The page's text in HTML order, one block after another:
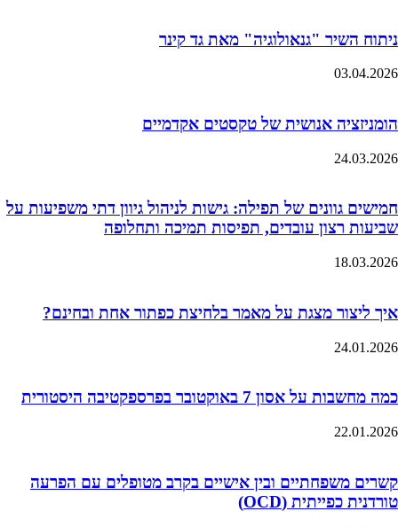
ניתוח השיר "גנאולוגיה" מאת גד קינר
03.04.2026
הומניזציה אנושית של טקסטים אקדמיים
24.03.2026
חמישים גוונים של תפילה: גישות לניהול גיוון דתי משפיעות על
שביעות רצון עובדים, תפיסות תמיכה ותחלופה
18.03.2026
איך ליצור מצגת על מאמר בלחיצת כפתור אחת ובחינם?
24.01.2026
כמה מחשבות על אסון 7 באוקטובר בפרספקטיבה היסטורית
22.01.2026
קשרים משפחתיים ובין אישיים בקרב מטופלים עם הפרעה
טורדנית כפייתית (OCD)